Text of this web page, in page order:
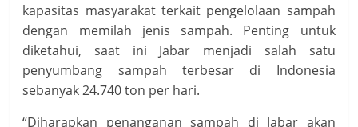
kapasitas masyarakat terkait pengelolaan sampah
dengan memilah jenis sampah. Penting untuk
diketahui, saat ini Jabar menjadi salah satu
penyumbang sampah terbesar di Indonesia
sebanyak 24.740 ton per hari.
“Diharapkan penanganan sampah di Jabar akan